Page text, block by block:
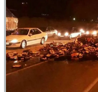
سیاسی قرار دارد